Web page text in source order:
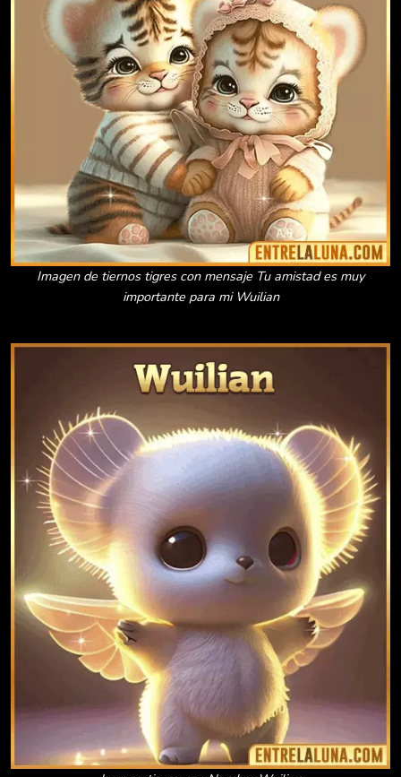
Imagen de tiernos tigres con mensaje Tu amistad es muy
importante para mi Wuilian